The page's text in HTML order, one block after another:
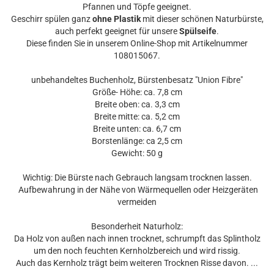
Pfannen und Töpfe geeignet.
Geschirr spülen ganzohne Plastikmit dieser schönen Naturbürste,
auch perfekt geeignet für unsereSpülseife.
Diese finden Sie in unserem Online-Shop mit Artikelnummer
108015067.
unbehandeltes Buchenholz, Bürstenbesatz "Union Fibre"
Größe- Höhe: ca. 7,8 cm
Breite oben: ca. 3,3 cm
Breite mitte: ca. 5,2 cm
Breite unten: ca. 6,7 cm
Borstenlänge: ca 2,5 cm
Gewicht: 50 g
Wichtig: Die Bürste nach Gebrauch langsam trocknen lassen.
Aufbewahrung in der Nähe von Wärmequellen oder Heizgeräten
vermeiden
Besonderheit Naturholz:
Da Holz von außen nach innen trocknet, schrumpft das Splintholz
um den noch feuchten Kernholzbereich und wird rissig.
Auch das Kernholz trägt beim weiteren Trocknen Risse davon. ...